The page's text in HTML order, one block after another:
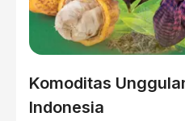
Komoditas
Indonesia